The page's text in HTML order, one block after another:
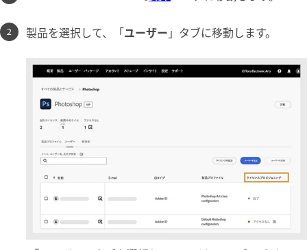
製品を選択して、「ユーザー 」タブに移動します。